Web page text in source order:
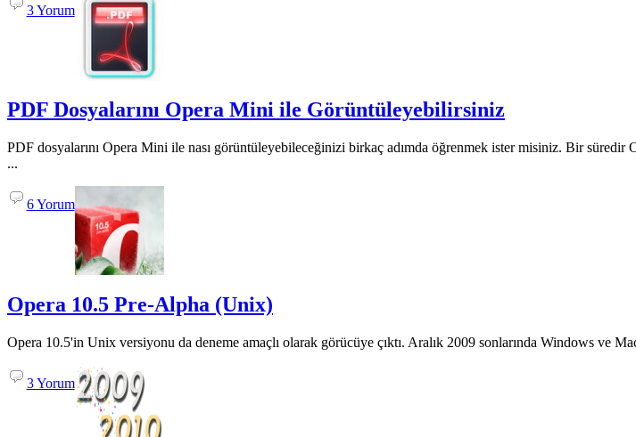
3 Yorum
PDF Dosyalarını Opera Mini ile Görüntüleyebilirsiniz
PDF dosyalarını Opera Mini ile nası görüntüleyebileceğinizi birkaç adımda öğrenmek ister misiniz. Bir süredir
...
6 Yorum
Opera 10.5 Pre-Alpha (Unix)
Opera 10.5'in Unix versiyonu da deneme amaçlı olarak görücüye çıktı. Aralık 2009 sonlarında Windows ve
3 Yorum